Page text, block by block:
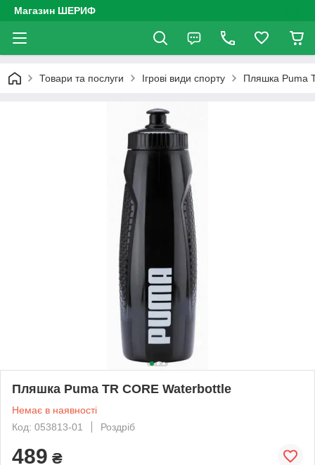
Магазин ШЕРИФ
Товари та послуги Ігрові види спорту Пляшка Puma
Пляшка Puma TR CORE Waterbottle
Немає в наявності
Код: 053813-01
Роздріб
489 ₴